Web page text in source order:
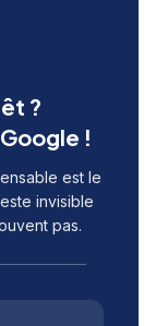
?
!
est le
invisible
pas.